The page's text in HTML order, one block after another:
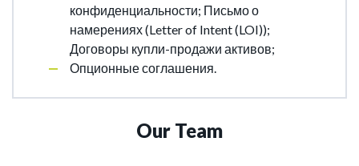
конфиденциальности; Письмо о
намерениях (Letter of Intent (LOI));
Договоры купли-продажи активов;
Опционные соглашения.
Our Team